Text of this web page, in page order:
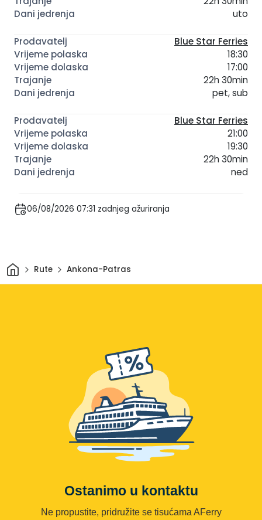
uto
Blue Star Ferries
18:30
17:00
22h 30min
pet, sub
Blue Star Ferries
21:00
19:30
22h 30min
ned
06/08/2026 07:31 zadnjeg ažuriranja
DomRute Ankona-Patras
Ostanimo u kontaktu
Ne propustite, pridružite se tisućama AFerry